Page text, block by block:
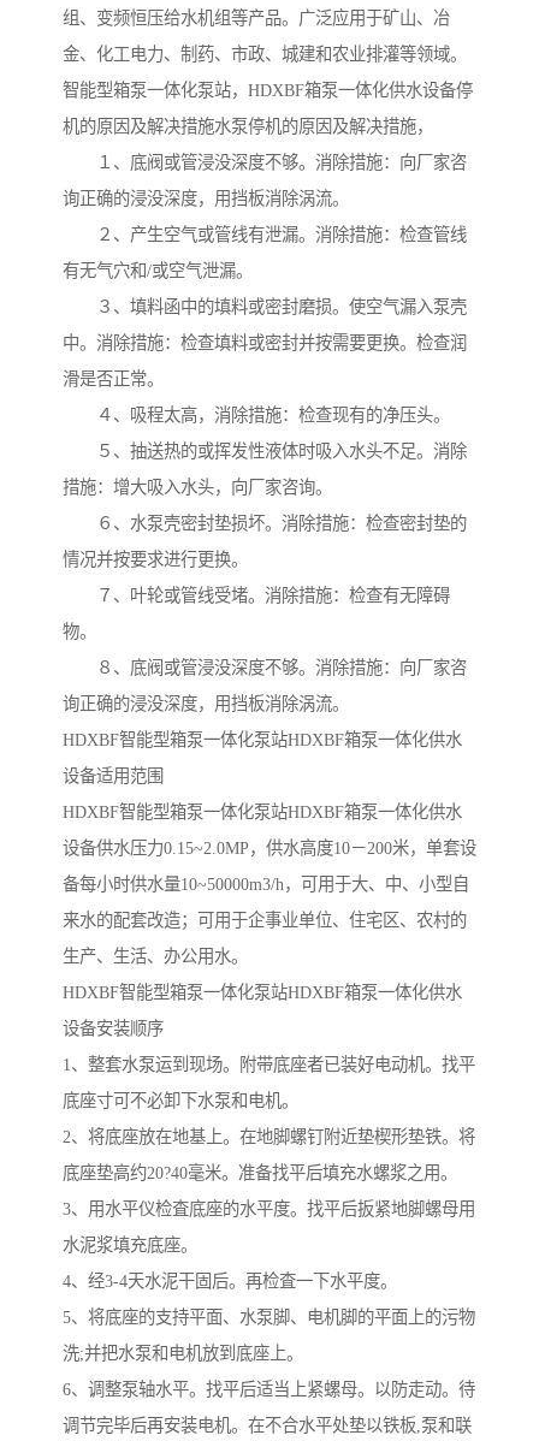
组、变频恒压给水机组等产品。广泛应用于矿山、冶
金、化工电力、制药、市政、城建和农业排灌等领域。
智能型箱泵一体化泵站，HDXBF箱泵一体化供水设备停
机的原因及解决措施水泵停机的原因及解决措施，
１、底阀或管浸没深度不够。消除措施：向厂家咨
询正确的浸没深度，用挡板消除涡流。
２、产生空气或管线有泄漏。消除措施：检查管线
有无气穴和/或空气泄漏。
３、填料函中的填料或密封磨损。使空气漏入泵壳
中。消除措施：检查填料或密封并按需要更换。检查润
滑是否正常。
４、吸程太高，消除措施：检查现有的净压头。
５、抽送热的或挥发性液体时吸入水头不足。消除
措施：增大吸入水头，向厂家咨询。
６、水泵壳密封垫损坏。消除措施：检查密封垫的
情况并按要求进行更换。
７、叶轮或管线受堵。消除措施：检查有无障碍
物。
８、底阀或管浸没深度不够。消除措施：向厂家咨
询正确的浸没深度，用挡板消除涡流。
HDXBF智能型箱泵一体化泵站HDXBF箱泵一体化供水
设备适用范围
HDXBF智能型箱泵一体化泵站HDXBF箱泵一体化供水
设备供水压力0.15~2.0MP，供水高度10－200米，单套设
备每小时供水量10~50000m3/h，可用于大、中、小型自
来水的配套改造；可用于企事业单位、住宅区、农村的
生产、生活、办公用水。
HDXBF智能型箱泵一体化泵站HDXBF箱泵一体化供水
设备安装顺序
1、整套水泵运到现场。附带底座者已装好电动机。找平
底座寸可不必卸下水泵和电机。
2、将底座放在地基上。在地脚螺钉附近垫楔形垫铁。将
底座垫高约20?40毫米。准备找平后填充水螺浆之用。
3、用水平仪检査底座的水平度。找平后扳紧地脚螺母用
水泥浆填充底座。
4、经3-4天水泥干固后。再检査一下水平度。
5、将底座的支持平面、水泵脚、电机脚的平面上的污物
洗;并把水泵和电机放到底座上。
6、调整泵轴水平。找平后适当上紧螺母。以防走动。待
调节完毕后再安装电机。在不合水平处垫以铁板,泵和联